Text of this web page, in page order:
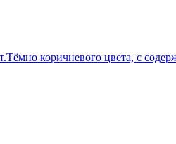
коричневого цвета, с